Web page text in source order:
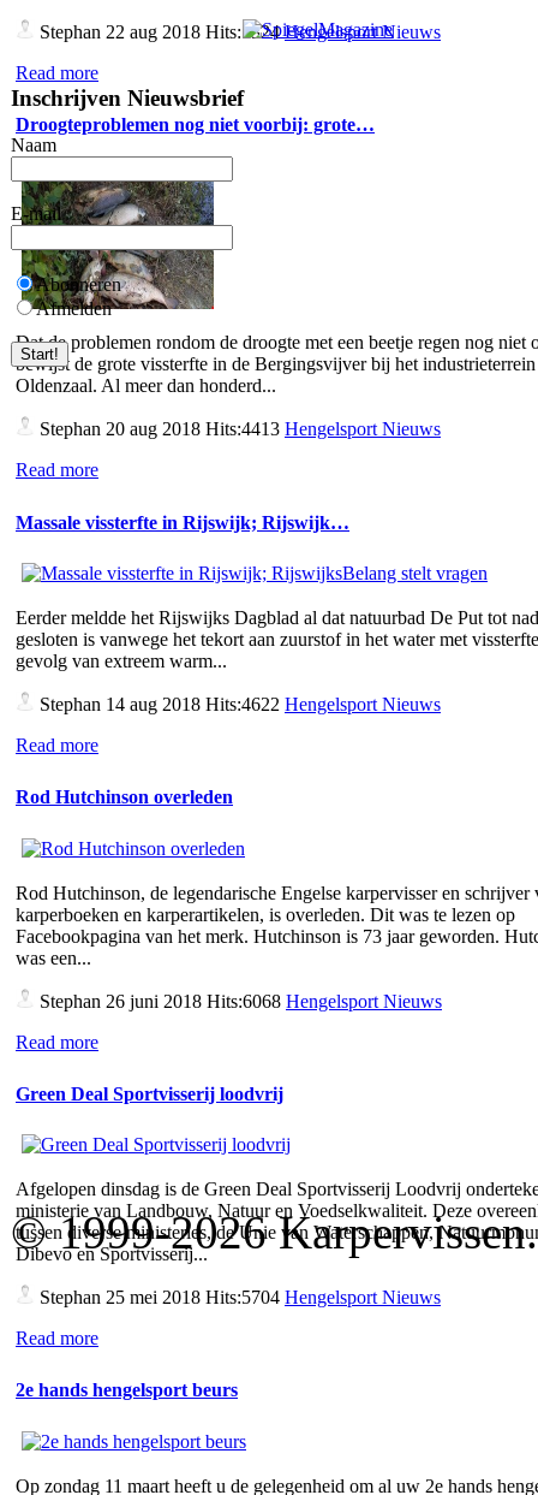
Stephan 22 aug 2018 Hits:5324Hengelsport Nieuws
Read more
Droogteproblemen nog niet voorbij: grote…
Dat de problemen rondom de droogte met een beetje regen nog niet
bewijst de grote vissterfte in de Bergingsvijver bij het
Oldenzaal. Al meer dan honderd...
Stephan 20 aug 2018 Hits:4413 Hengelsport Nieuws
Read more
Massale vissterfte in Rijswijk; Rijswijk…
Eerder meldde het Rijswijks Dagblad al dat natuurbad De Put tot
gesloten is vanwege het tekort aan zuurstof in het water met
gevolg van extreem warm...
Stephan 14 aug 2018 Hits:4622 Hengelsport Nieuws
Read more
Rod Hutchinson overleden
Rod Hutchinson, de legendarische Engelse karpervisser en schrijver
karperboeken en karperartikelen, is overleden. Dit was te lezen op
Facebookpagina van het merk. Hutchinson is 73 jaar geworden.
was een...
Stephan 26 juni 2018 Hits:6068 Hengelsport Nieuws
Read more
Green Deal Sportvisserij loodvrij
Afgelopen dinsdag is de Green Deal Sportvisserij Loodvrij
ministerie van Landbouw, Natuur en Voedselkwaliteit. Deze
tussen diverse ministeries, de Unie van Waterschappen,
Dibevo en Sportvisserij...
Stephan 25 mei 2018 Hits:5704 Hengelsport Nieuws
Read more
2e hands hengelsport beurs
Op zondag 11 maart heeft u de gelegenheid om al uw 2e hands
Inschrijven Nieuwsbrief
Naam
E-mail
Abonneren
Afmelden
© 1999-2026